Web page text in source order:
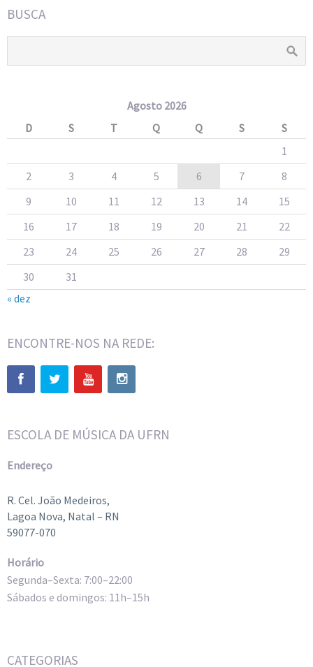
BUSCA
Agosto 2026
D
S T Q Q S
S
1
2
3 4 5 6 7
8
9
10 11 12 13 14
15
16
17 18 19 20 21
22
23
24 25 26 27 28
29
30
31
« dez
ENCONTRE-NOS NA REDE:
ESCOLA DE MÚSICA DA UFRN
Endereço
R. Cel. João Medeiros,
Lagoa Nova, Natal – RN
59077-070
Horário
Segunda–Sexta: 7:00–22:00
Sábados e domingos: 11h–15h
CATEGORIAS